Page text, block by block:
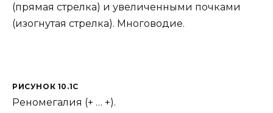
(прямая стрелка) и увеличенными почками
(изогнутая стрелка). Многоводие.
РИСУНОК 10.1C
Реномегалия (+ … +).